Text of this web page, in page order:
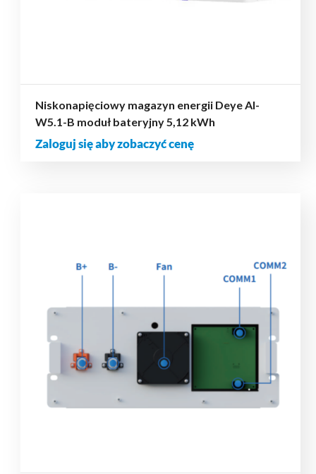
Niskonapięciowy magazyn energii Deye AI-
W5.1-B moduł bateryjny 5,12 kWh
Zaloguj się aby zobaczyć cenę